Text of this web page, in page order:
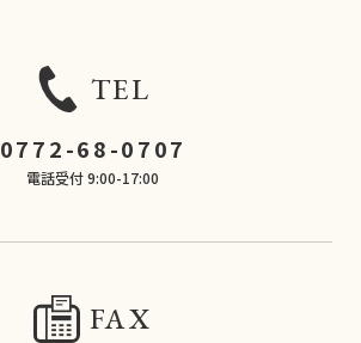
TEL
0772-68-0707
電話受付 9:00-17:00
FAX